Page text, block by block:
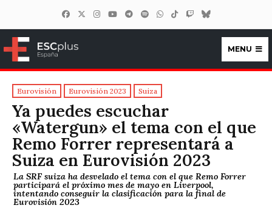
ESCplus España
MENU
Eurovisión Eurovisión 2023 Suiza
Ya puedes escuchar
«Watergun» el tema con el que
Remo Forrer representará a
Suiza en Eurovisión 2023
La SRF suiza ha desvelado el tema con el que Remo Forrer
participará el próximo mes de mayo en Liverpool,
intentando conseguir la clasificación para la final de
Eurovisión 2023